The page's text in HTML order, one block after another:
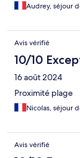
Audrey, séjour
Avis vérifié
10/10
16 août 2024
Proximité plage
Nicolas, séjour
Avis vérifié